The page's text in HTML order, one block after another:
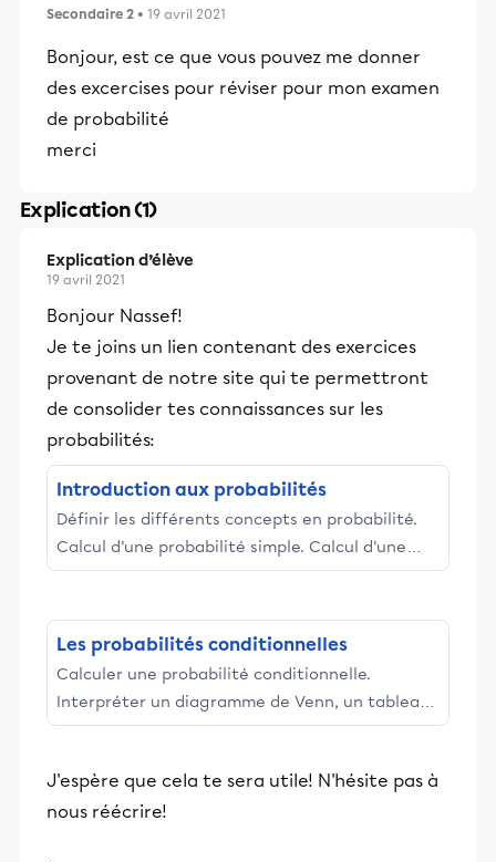
Secondaire 2 • 19 avril 2021
Bonjour, est ce que vous pouvez me donner
des excercises pour réviser pour mon examen
de probabilité
merci
Explication (1)
Explication d’élève
19 avril 2021
Bonjour Nassef!
Je te joins un lien contenant des exercices
provenant de notre site qui te permettront
de consolider tes connaissances sur les
probabilités:
Introduction aux probabilités
Définir les différents concepts en probabilité.
Calcul d'une probabilité simple. Calcul d'une
probabilité composée. Définition et utilisation
Les probabilités conditionnelles
Calculer une probabilité conditionnelle.
Interpréter un diagramme de Venn, un tableau
à double entrée et un diagramme en arbre.
J'espère que cela te sera utile! N'hésite pas à
nous réécrire!